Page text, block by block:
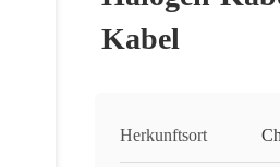
Kabel
Herkunftsort